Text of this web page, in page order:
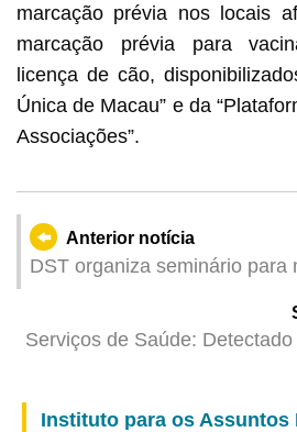
marcação prévia nos locais
marcação prévia para
licença de cão,
Única de Macau” e da
Associações”.
Anterior notícia
DST organiza seminário para
conhecimentos dos
Serviços de Saúde:
Instituto para os Assuntos